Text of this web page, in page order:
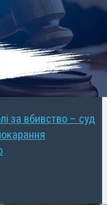
за вбивство – суд